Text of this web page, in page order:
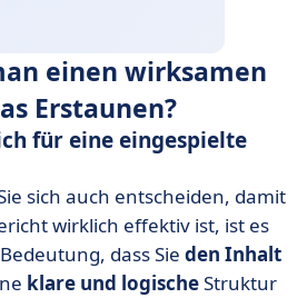
einen wirksamen
Erstaunen?
für eine eingespielte
sich auch entscheiden, damit
wirklich effektiv ist, ist es
dass Sie den Inhalt
klare und logischeStruktur